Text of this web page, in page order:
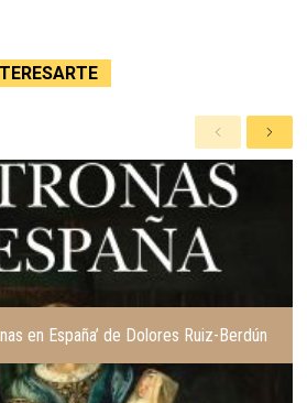
A
n
t
e
r
o
r
S
i
e
en España’ de Dolores Ruiz-Berdún